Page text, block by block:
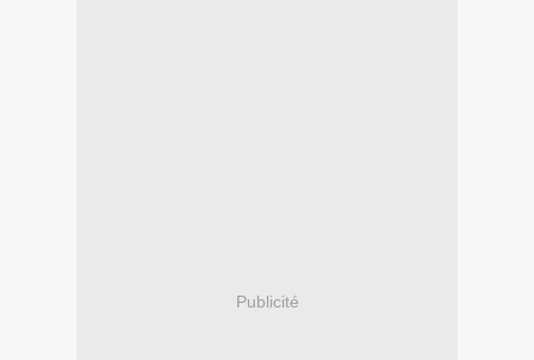
Publicité